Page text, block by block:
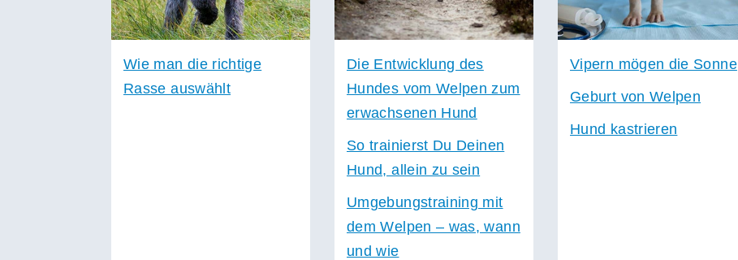
Wie man die richtige
Rasse auswählt
Die Entwicklung des
Hundes vom Welpen zum
erwachsenen Hund
So trainierst Du Deinen
Hund, allein zu sein
Umgebungstraining mit
dem Welpen – was, wann
und wie
Vipern mögen die Sonne
Geburt von Welpen
Hund kastrieren